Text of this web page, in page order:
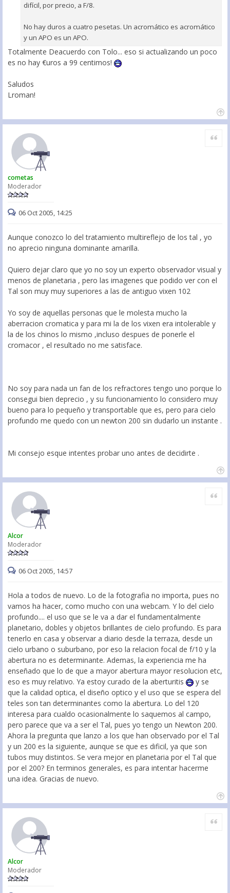
difícil, por precio, a F/8.
No hay duros a cuatro pesetas. Un acromático es acromático
y un APO es un APO.
Totalmente Deacuerdo con Tolo... eso si actualizando un poco
es no hay €uros a 99 centimos!
Saludos
Lroman!
cometas
Moderador
Citar
06 Oct 2005, 14:25
Aunque conozco lo del tratamiento multireflejo de los tal , yo
no aprecio ninguna dominante amarilla.
Quiero dejar claro que yo no soy un experto observador visual y
menos de planetaria , pero las imagenes que podido ver con el
Tal son muy muy superiores a las de antiguo vixen 102
Yo soy de aquellas personas que le molesta mucho la
aberracion cromatica y para mi la de los vixen era intolerable y
la de los chinos lo mismo ,incluso despues de ponerle el
cromacor , el resultado no me satisface.
No soy para nada un fan de los refractores tengo uno porque lo
consegui bien deprecio , y su funcionamiento lo considero muy
bueno para lo pequeño y transportable que es, pero para cielo
profundo me quedo con un newton 200 sin dudarlo un instante .
Mi consejo esque intentes probar uno antes de decidirte .
Alcor
Moderador
Citar
06 Oct 2005, 14:57
Hola a todos de nuevo. Lo de la fotografia no importa, pues no
vamos ha hacer, como mucho con una webcam. Y lo del cielo
profundo.... el uso que se le va a dar el fundamentalmente
planetario, dobles y objetos brillantes de cielo profundo. Es para
tenerlo en casa y observar a diario desde la terraza, desde un
cielo urbano o suburbano, por eso la relacion focal de f/10 y la
abertura no es determinante. Ademas, la experiencia me ha
enseñado que lo de que a mayor abertura mayor resolucion etc,
eso es muy relativo. Ya estoy curado de la aberturitis
y se
que la calidad optica, el diseño optico y el uso que se espera del
teles son tan determinantes como la abertura. Lo del 120
interesa para cualdo ocasionalmente lo saquemos al campo,
pero parece que va a ser el Tal, pues yo tengo un Newton 200.
Ahora la pregunta que lanzo a los que han observado por el Tal
y un 200 es la siguiente, aunque se que es dificil, ya que son
tubos muy distintos. Se vera mejor en planetaria por el Tal que
por el 200? En terminos generales, es para intentar hacerme
una idea. Gracias de nuevo.
Alcor
Moderador
Citar